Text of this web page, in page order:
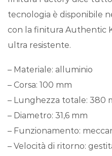
tecnologia è disponibile
con la finitura Authentic
ultra resistente.
– Materiale: alluminio
– Corsa: 100 mm
– Lunghezza totale: 380
– Diametro: 31,6 mm
– Funzionamento:
– Velocità di ritorno: